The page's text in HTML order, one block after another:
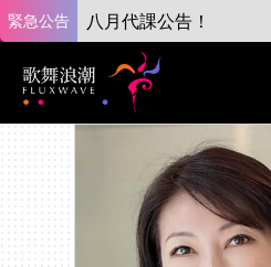
緊急公告 八月代課公告！